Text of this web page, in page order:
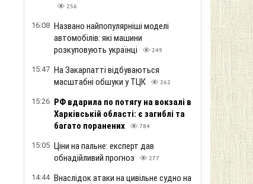
256
16:08 Названо найпопулярніші моделі
автомобілів: які машини
розкуповують українці
249
15:47 На Закарпатті відбуваються
масштабні обшуки у ТЦК
262
15:26 РФ вдарила по потягу на вокзалі в
Харківській області: є загиблі та
багато поранених
784
15:05 Ціни на пальне: експерт дав
обнадійливий прогноз
277
14:44 Внаслідок атаки на цивільне судно на